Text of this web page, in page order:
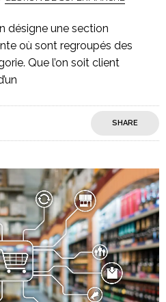
désigne une section
où sont regroupés des
Que l’on soit client
SHARE